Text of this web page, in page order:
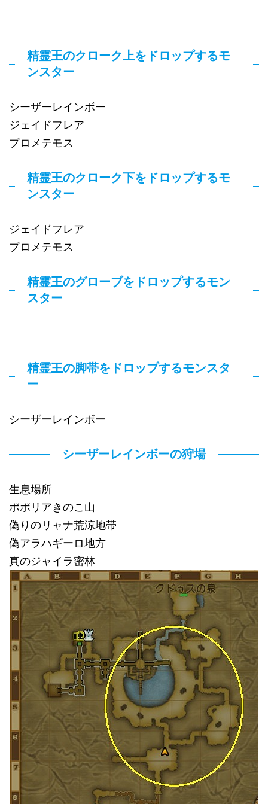
精霊王のクローク上をドロップするモ
ンスター
シーザーレインボー
ジェイドフレア
プロメテモス
精霊王のクローク下をドロップするモ
ンスター
ジェイドフレア
プロメテモス
精霊王のグローブをドロップするモン
スター
精霊王の脚帯をドロップするモンスタ
ー
シーザーレインボー
シーザーレインボーの狩場
生息場所
ポポリアきのこ山
偽りのリャナ荒涼地帯
偽アラハギーロ地方
真のジャイラ密林